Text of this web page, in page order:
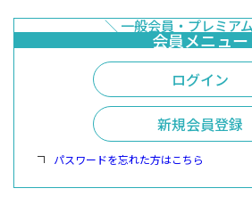
ログイン
新規会員登録
パスワードを忘れた方はこちら